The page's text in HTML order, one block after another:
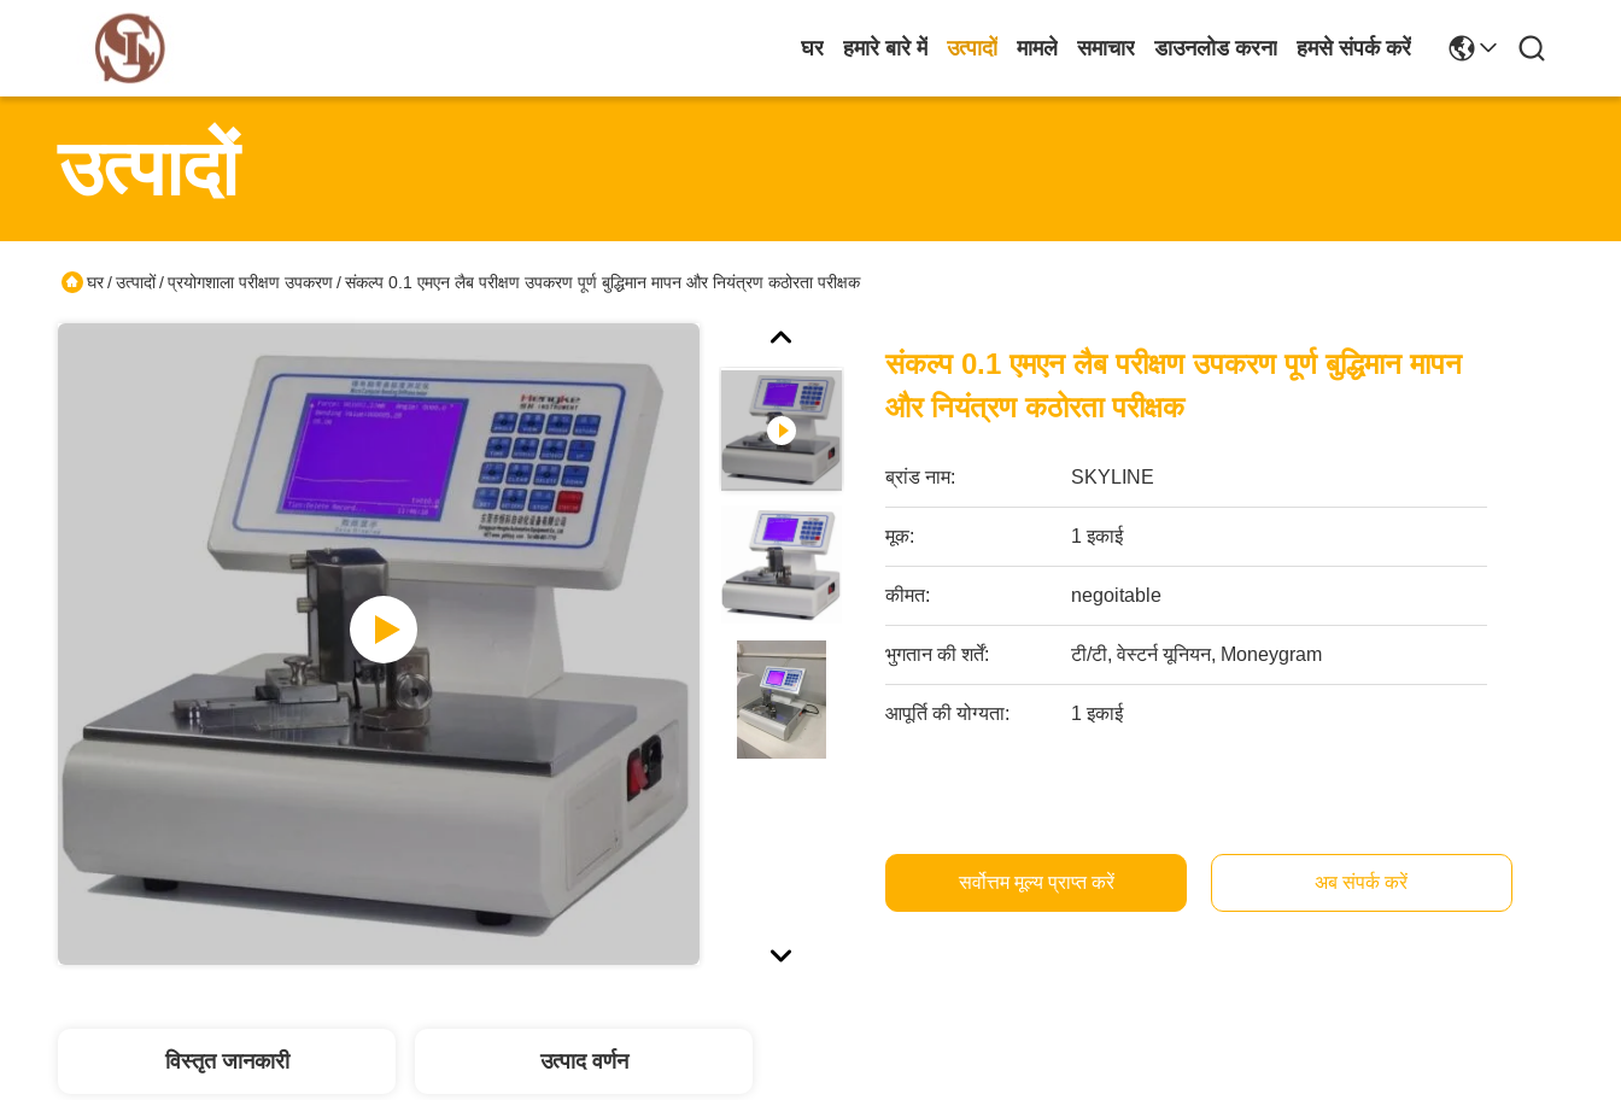
घर हमारे बारे में उत्पादों मामले समाचार डाउनलोड करना हमसे संपर्क करें
उत्पादों
घर/उत्पादों/प्रयोगशाला परीक्षण उपकरण/संकल्प 0.1 एमएन लैब परीक्षण उपकरण पूर्ण बुद्धिमान मापन और नियंत्रण कठोरता परीक्षक
संकल्प 0.1 एमएन लैब परीक्षण उपकरण पूर्ण बुद्धिमान मापन
और नियंत्रण कठोरता परीक्षक
ब्रांड नाम: SKYLINE
मूक: 1 इकाई
कीमत: negoitable
भुगतान की शर्तें: टी/टी, वेस्टर्न यूनियन, Moneygram
आपूर्ति की योग्यता: 1 इकाई
सर्वोत्तम मूल्य प्राप्त करें अब संपर्क करें
विस्तृत जानकारी उत्पाद वर्णन